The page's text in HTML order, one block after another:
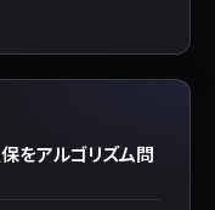
をアルゴリズム問